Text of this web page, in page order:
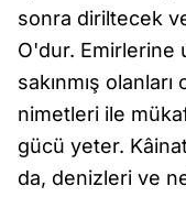
sonra diriltecek
O'dur. Emirlerine
sakınmış
nimetleri ile
gücü yeter.
da, denizleri ve